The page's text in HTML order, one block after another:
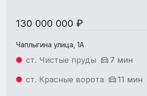
130 000 000 ₽
Чаплыгина улица, 1А
ст. Чистые пруды
7 мин
ст. Красные ворота
11 мин